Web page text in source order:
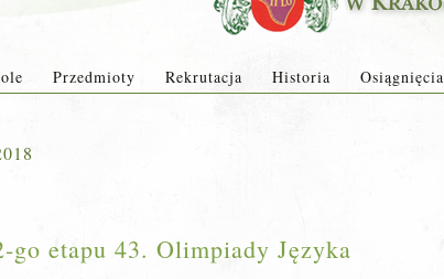
Przedmioty Rekrutacja Historia Osiągnięcia
etapu 43. Olimpiady Języka